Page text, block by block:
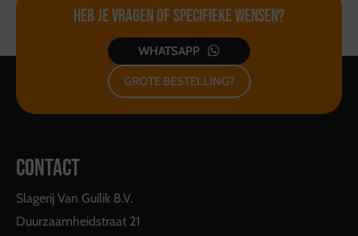
Heb je vragen ofspecifieke wensen?
WHATSAPP
GROTE BESTELLING?
CONTACT
Slagerij Van Guilik B.V.
Duurzaamheidstraat 21